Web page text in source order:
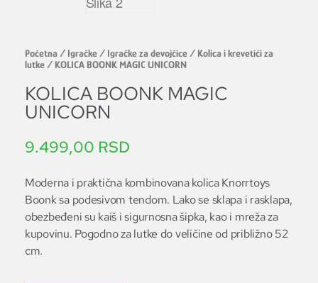
Početna / Igračke / Igračke za devojčice / Kolica i krevetići za
lutke / KOLICA BOONK MAGIC UNICORN
KOLICA BOONK MAGIC
UNICORN
9.499,00 RSD
Moderna i praktična kombinovana kolica Knorrtoys
Boonk sa podesivom tendom. Lako se sklapa i rasklapa,
obezbeđeni su kaiš i sigurnosna šipka, kao i mreža za
kupovinu. Pogodno za lutke do veličine od približno 52
cm.